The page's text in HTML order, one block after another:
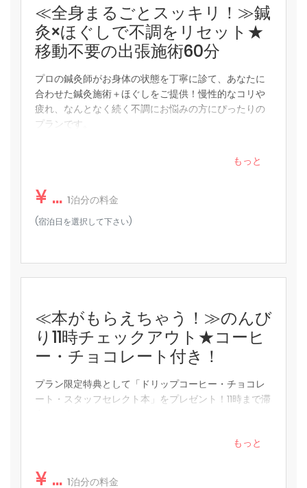
◆全室無料Wi-Fi
☆お部屋設備☆
ドライヤー
ヘアアイロン（ストレート）
電気ケトル
★アメニティ★
バスタオル、フェイスタオル、ナイトウェア、室内用スリッ
テレビ
エアコン
ハンガー
必需品（タオル、シーツ、石鹸、トイレットペーパー）
ワイヤレスインターネット
≪全身まるごとスッキリ！≫鍼
灸×ほぐしで不調をリセット★
移動不要の出張施術60分
プロの鍼灸師がお身体の状態を丁寧に診て、あなたに
合わせた鍼灸施術＋ほぐしをご提供！慢性的なコリや
疲れ、なんとなく続く不調にお悩みの方にぴったりの
プランです。
もっと
¥ ... 1泊分の料金
(宿泊日を選択して下さい)
≪本がもらえちゃう！≫のんび
り11時チェックアウト★コーヒ
ー・チョコレート付き！
プラン限定特典として「ドリップコーヒー・チョコレ
ート・スタッフセレクト本」をプレゼント！11時まで滞
もっと
¥ ... 1泊分の料金